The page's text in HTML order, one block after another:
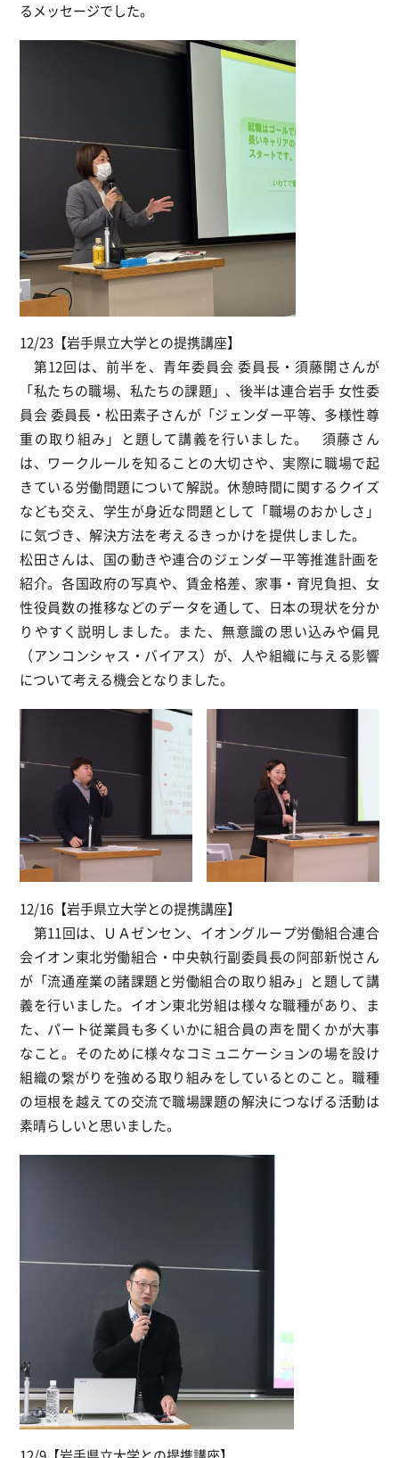
るメッセージでした。
12/23【岩手県立大学との提携講座】
第12回は、前半を、青年委員会 委員長・須藤開さんが
「私たちの職場、私たちの課題」、後半は連合岩手 女性委
員会 委員長・松田素子さんが「ジェンダー平等、多様性尊
重の取り組み」と題して講義を行いました。 須藤さん
は、ワークルールを知ることの大切さや、実際に職場で起
きている労働問題について解説。休憩時間に関するクイズ
なども交え、学生が身近な問題として「職場のおかしさ」
に気づき、解決方法を考えるきっかけを提供しました。
松田さんは、国の動きや連合のジェンダー平等推進計画を
紹介。各国政府の写真や、賃金格差、家事・育児負担、女
性役員数の推移などのデータを通して、日本の現状を分か
りやすく説明しました。また、無意識の思い込みや偏見
（アンコンシャス・バイアス）が、人や組織に与える影響
について考える機会となりました。
12/16【岩手県立大学との提携講座】
第11回は、ＵＡゼンセン、イオングループ労働組合連合
会イオン東北労働組合・中央執行副委員長の阿部新悦さん
が「流通産業の諸課題と労働組合の取り組み」と題して講
義を行いました。イオン東北労組は様々な職種があり、ま
た、パート従業員も多くいかに組合員の声を聞くかが大事
なこと。そのために様々なコミュニケーションの場を設け
組織の繋がりを強める取り組みをしているとのこと。職種
の垣根を越えての交流で職場課題の解決につなげる活動は
素晴らしいと思いました。